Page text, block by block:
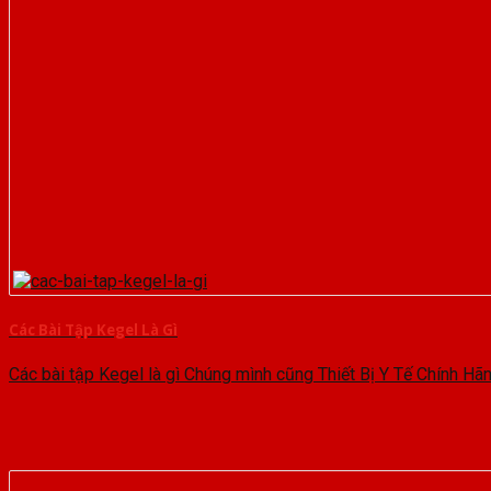
Các Bài Tập Kegel Là Gì
Các bài tập Kegel là gì Chúng mình cũng Thiết Bị Y Tế Chính